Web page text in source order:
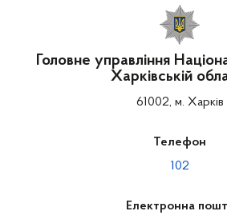
Головне управління
Харківській
61002, м. Харків
Телефон
102
Електронна